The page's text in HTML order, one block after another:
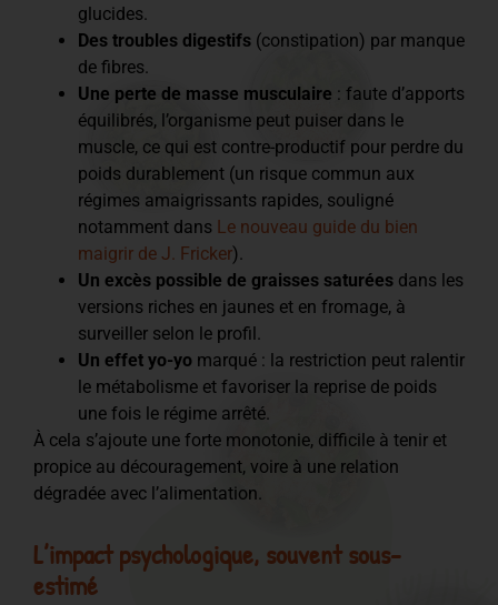
glucides.
Des troubles digestifs (constipation) par manque
de fibres.
Une perte de masse musculaire : faute d’apports
équilibrés, l’organisme peut puiser dans le
muscle, ce qui est contre-productif pour perdre du
poids durablement (un risque commun aux
régimes amaigrissants rapides, souligné
notamment dans Le nouveau guide du bien
maigrir de J. Fricker).
Un excès possible de graisses saturées dans les
versions riches en jaunes et en fromage, à
surveiller selon le profil.
Un effet yo-yo marqué : la restriction peut ralentir
le métabolisme et favoriser la reprise de poids
une fois le régime arrêté.
À cela s’ajoute une forte monotonie, difficile à tenir et
propice au découragement, voire à une relation
dégradée avec l’alimentation.
L’impact psychologique, souvent sous-
estimé